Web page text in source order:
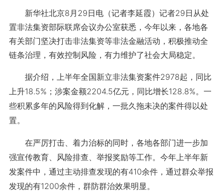
新华社北京8月29日电（记者李延霞）记者29日从处
置非法集资部际联席会议办公室获悉，今年以来，各地各
有关部门坚决打击非法集资等非法金融活动，积极推动全
链条治理，有效控制风险，有力维护了社会大局稳定。
据介绍，上半年全国新立非法集资案件2978起，同比
上升18.5%；涉案金额2204.5亿元，同比增长128.8%。一
些积累多年的风险得到化解，一批久拖未决的案件得以处
置。
在严厉打击、着力治标的同时，各地各部门进一步加
强宣传教育、风险排查、举报奖励等工作。今年上半年新
发案件中，通过主动排查发现的有410余件，通过群众举报
发现的有1200余件，群防群治效果明显。